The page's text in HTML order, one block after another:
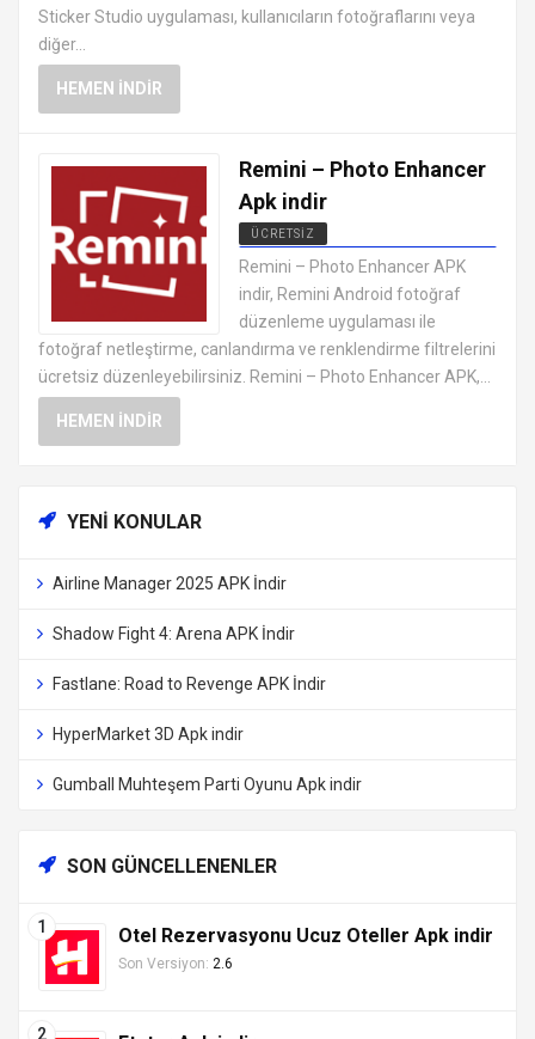
Sticker Studio uygulaması, kullanıcıların fotoğraflarını veya
diğer...
HEMEN İNDIR
Remini – Photo Enhancer
Apk indir
ÜCRETSIZ
ANDROID FOTOĞRAF DÜZENLEME
UYGULAMALARI APK
Remini – Photo Enhancer APK
indir, Remini Android fotoğraf
düzenleme uygulaması ile
fotoğraf netleştirme, canlandırma ve renklendirme filtrelerini
ücretsiz düzenleyebilirsiniz. Remini – Photo Enhancer APK,...
HEMEN İNDIR
YENI KONULAR
Airline Manager 2025 APK İndir
Shadow Fight 4: Arena APK İndir
Fastlane: Road to Revenge APK İndir
HyperMarket 3D Apk indir
Gumball Muhteşem Parti Oyunu Apk indir
SON GÜNCELLENENLER
Otel Rezervasyonu Ucuz Oteller Apk indir
Son Versiyon: 2.6